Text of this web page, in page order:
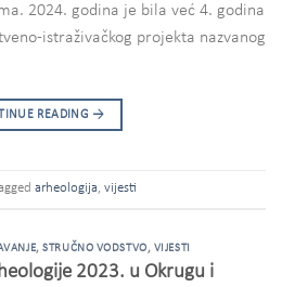
2024. godina je bila već 4. godina
istraživačkog projekta nazvanog
READING →
arheologija, vijesti
,STRUČNO VODSTVO, VIJESTI
2023. u Okrugu i